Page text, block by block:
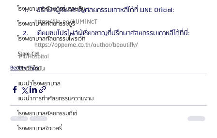
โรงพยาบาลศัลยกรรมวอนจิน
โรงพยาบาลศัลยกรรมอูรี
โรงพยาบาลศัลยกรรมไพรเวท
Stem Cell
รีวิวฉีดไขมัน
แนะนำโรงพยาบาล
แนะนำการทำศัลยกรรมความงาม
โรงพยาบาลศัลยกรรมดีเซ่
โรงพยาบาลจิวเวลรี่
ปรึกษาผู้เชี่ยวชาญศัลยกรรมเกาหลีได้ที่ LINE Official:
https://lin.ee/AUM1NcT
เยี่ยมชมโปรไฟล์ผู้เชี่ยวชาญที่ปรึกษาศัลยกรรมเกาหลีได้ที่นี่:
https://oppame.co.th/author/beautifly/
#IDHospital
Beauty Tips